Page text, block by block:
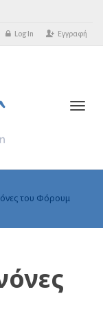
Log In Εγγραφή
του Φόρουμ